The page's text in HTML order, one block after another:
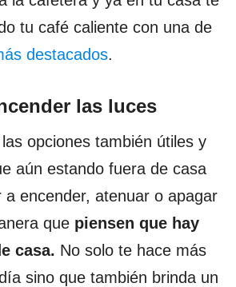
tu café caliente con una de
destacados.
las luces
opciones también útiles y
aún estando fuera de casa
a encender, atenuar o apagar
que piensen que hay
casa. No solo te hace más
sino que también brinda un